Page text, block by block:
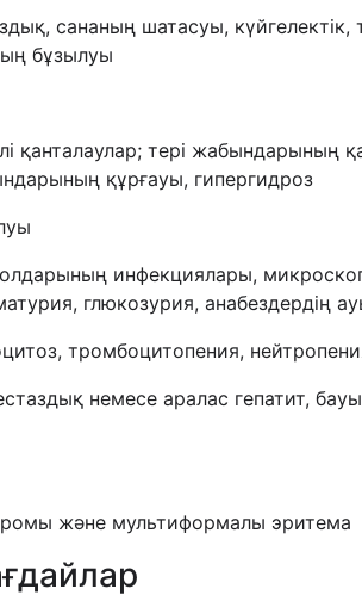
сананың шатасуы,
бұзылуы
тері жабындарының
құрғауы, гипергидроз
инфекциялары,
глюкозурия, анабездердің
тромбоцитопения,
немесе аралас гепатит,
және мультиформалы эритема